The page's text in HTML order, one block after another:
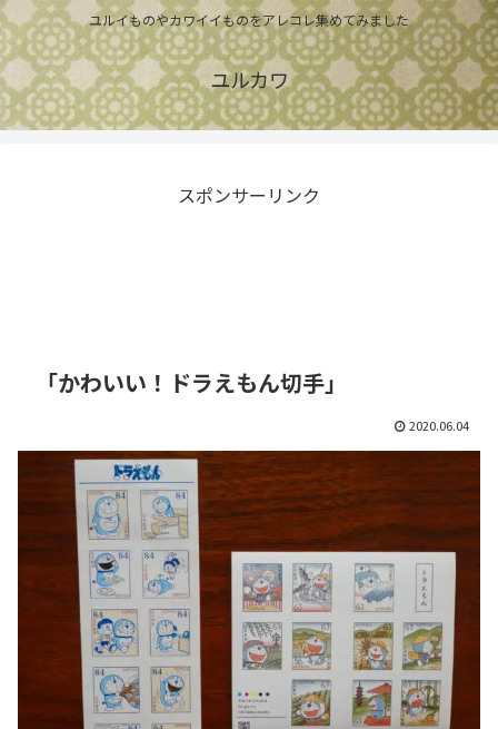
ユルイものやカワイイものをアレコレ集めてみました
ユルカワ
スポンサーリンク
「かわいい！ドラえもん切手」
2020.06.04